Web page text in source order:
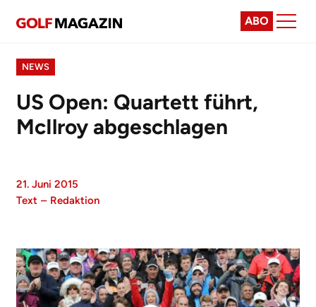
ABO
NEWS
US Open: Quartett führt,
McIlroy abgeschlagen
21. Juni 2015
Text – Redaktion